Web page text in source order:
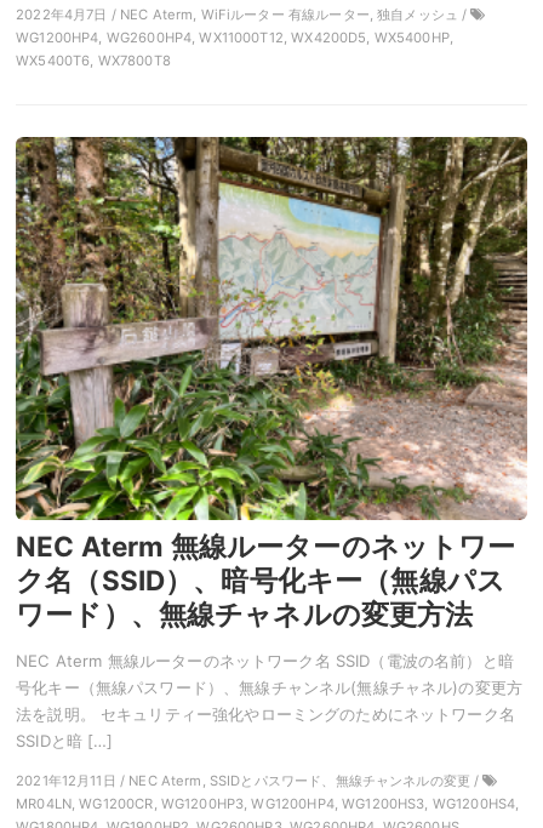
2022年4月7日 / NEC Aterm, WiFiルーター 有線ルーター, 独自メッシュ /
WG1200HP4, WG2600HP4, WX11000T12, WX4200D5, WX5400HP,
WX5400T6, WX7800T8
NEC Aterm 無線ルーターのネットワー
ク名（SSID）、暗号化キー（無線パス
ワード）、無線チャネルの変更方法
NEC Aterm 無線ルーターのネットワーク名 SSID（電波の名前）と暗
号化キー（無線パスワード）、無線チャンネル(無線チャネル)の変更方
法を説明。 セキュリティー強化やローミングのためにネットワーク名
SSIDと暗 […]
2021年12月11日 / NEC Aterm, SSIDとパスワード、無線チャンネルの変更 /
MR04LN, WG1200CR, WG1200HP3, WG1200HP4, WG1200HS3, WG1200HS4,